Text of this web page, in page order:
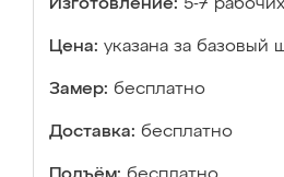
Изготовление: 5-7
Цена: указана за базовый
Замер: бесплатно
Доставка: бесплатно